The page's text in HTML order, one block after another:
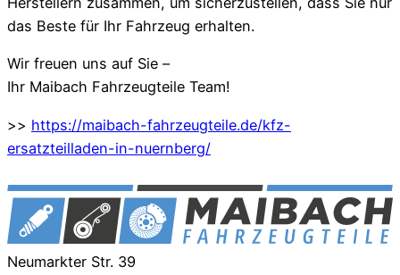
das Beste für Ihr Fahrzeug erhalten.
Wir freuen uns auf Sie –
Ihr Maibach Fahrzeugteile Team!
>> https://maibach-fahrzeugteile.de/kfz-
ersatzteilladen-in-nuernberg/
Neumarkter Str. 39